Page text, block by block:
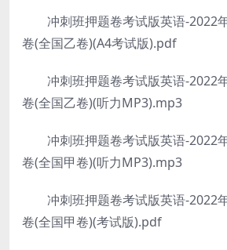
冲刺班押题卷考试版英语-2022
卷(全国乙卷)(A4考试版).pdf
冲刺班押题卷考试版英语-2022
卷(全国乙卷)(听力MP3).mp3
冲刺班押题卷考试版英语-2022
卷(全国甲卷)(听力MP3).mp3
冲刺班押题卷考试版英语-2022
卷(全国甲卷)(考试版).pdf